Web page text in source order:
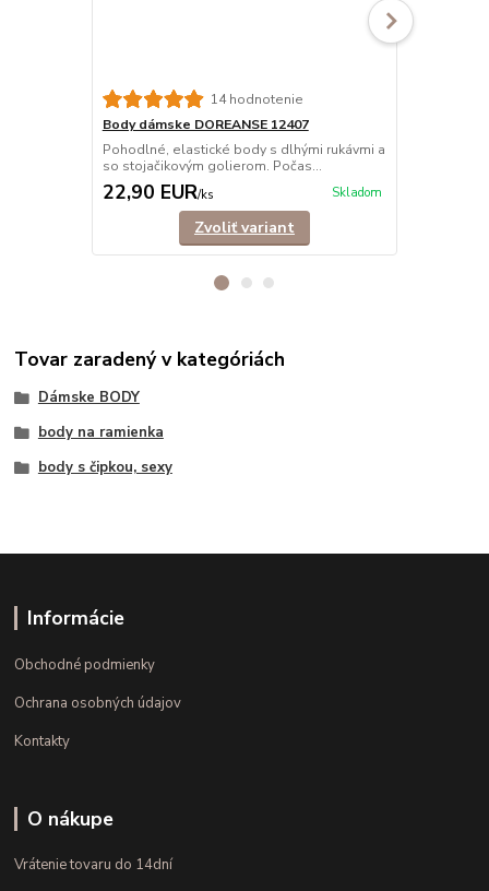
14 hodnotenie
Body dámske DOREANSE 12407
Pohodlné, elastické body s dlhými rukávmi a
so stojačikovým golierom. Počas...
22,90 EUR/ks Skladom
Zvoliť variant
Tovar zaradený v kategóriách
Dámske BODY
body na ramienka
body s čipkou, sexy
Informácie
Obchodné podmienky
Ochrana osobných údajov
Kontakty
O nákupe
Vrátenie tovaru do 14dní